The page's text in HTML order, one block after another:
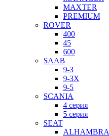
MAXTER
PREMIUM
ROVER
400
45
600
SAAB
9-3
9-3X
9-5
SCANIA
4 серия
5 серия
SEAT
ALHAMBRA